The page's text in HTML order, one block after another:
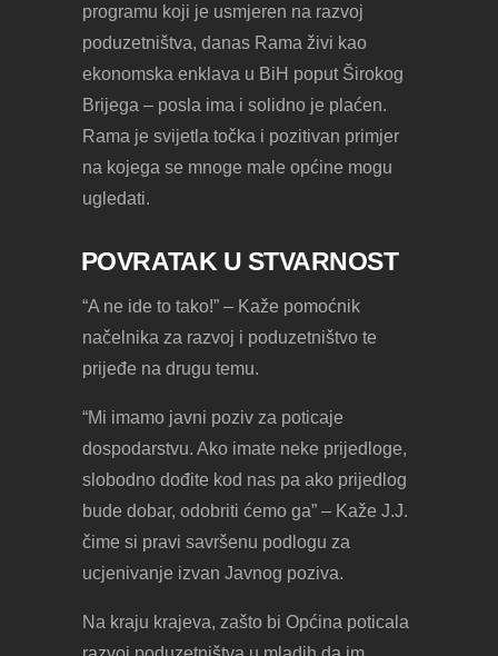
programu koji je usmjeren na razvoj
poduzetništva, danas Rama živi kao
ekonomska enklava u BiH poput Širokog
Brijega – posla ima i solidno je plaćen.
Rama je svijetla točka i pozitivan primjer
na kojega se mnoge male općine mogu
ugledati.
POVRATAK U STVARNOST
“A ne ide to tako!” – Kaže pomoćnik
načelnika za razvoj i poduzetništvo te
prijeđe na drugu temu.
“Mi imamo javni poziv za poticaje
dospodarstvu. Ako imate neke prijedloge,
slobodno dođite kod nas pa ako prijedlog
bude dobar, odobriti ćemo ga” – Kaže J.J.
čime si pravi savršenu podlogu za
ucjenivanje izvan Javnog poziva.
Na kraju krajeva, zašto bi Općina poticala